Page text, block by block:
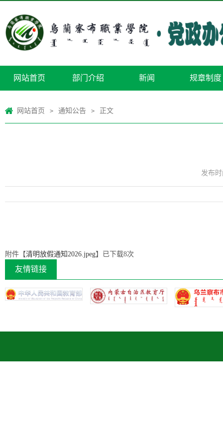
网站首页 部门介绍 新闻 规章制度
网站首页 > 通知公告 > 正文
发布时
附件【清明放假通知2026.jpeg】已下载8次
友情链接